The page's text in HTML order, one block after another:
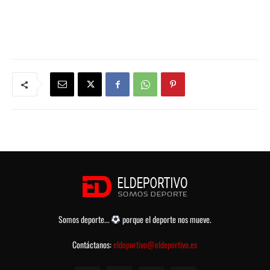
Somos deporte...
porque el deporte nos mueve.
Contáctanos:eldeportivo@eldeportivo.es